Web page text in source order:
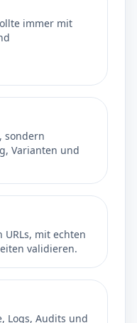
immer mit
sondern
Varianten und
mit echten
validieren.
Logs, Audits und